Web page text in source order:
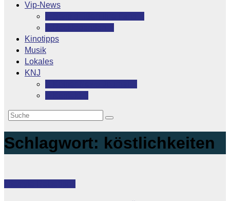
Vip-News
Kinotipps
Musik
Lokales
KNJ
Schlagwort: köstlichkeiten